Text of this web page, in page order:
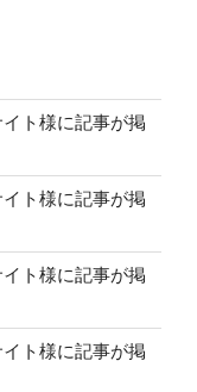
ト様に記事が掲
ト様に記事が掲
ト様に記事が掲
ト様に記事が掲